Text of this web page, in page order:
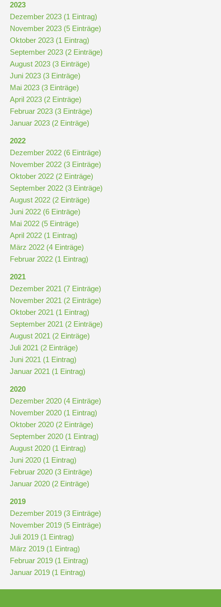
5
und
6
Stufe
7
und
8
9
und
10
Hauptschulbildungsgang
Wahlpflichtunterricht
ab
7
Was
war?
Organisatorisches
Terminplan
Downloads
und
Formulare
Infos
für
Viertklässler
Schülerbücherei
Hausordnung
2023
Dezember 2023 (1 Eintrag)
November 2023 (5 Einträge)
Oktober 2023 (1 Eintrag)
September 2023 (2 Einträge)
August 2023 (3 Einträge)
Juni 2023 (3 Einträge)
Mai 2023 (3 Einträge)
April 2023 (2 Einträge)
Februar 2023 (3 Einträge)
Januar 2023 (2 Einträge)
2022
Dezember 2022 (6 Einträge)
November 2022 (3 Einträge)
Oktober 2022 (2 Einträge)
September 2022 (3 Einträge)
August 2022 (2 Einträge)
Juni 2022 (6 Einträge)
Mai 2022 (5 Einträge)
April 2022 (1 Eintrag)
März 2022 (4 Einträge)
Februar 2022 (1 Eintrag)
2021
Dezember 2021 (7 Einträge)
November 2021 (2 Einträge)
Oktober 2021 (1 Eintrag)
September 2021 (2 Einträge)
August 2021 (2 Einträge)
Juli 2021 (2 Einträge)
Juni 2021 (1 Eintrag)
Januar 2021 (1 Eintrag)
2020
Dezember 2020 (4 Einträge)
November 2020 (1 Eintrag)
Oktober 2020 (2 Einträge)
September 2020 (1 Eintrag)
August 2020 (1 Eintrag)
Juni 2020 (1 Eintrag)
Februar 2020 (3 Einträge)
Januar 2020 (2 Einträge)
2019
Dezember 2019 (3 Einträge)
November 2019 (5 Einträge)
Juli 2019 (1 Eintrag)
März 2019 (1 Eintrag)
Februar 2019 (1 Eintrag)
Januar 2019 (1 Eintrag)